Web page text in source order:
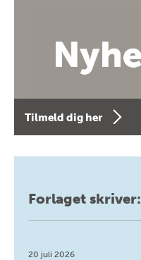
Tilmeld dig her
Forlaget skriver:
20 juli 2026